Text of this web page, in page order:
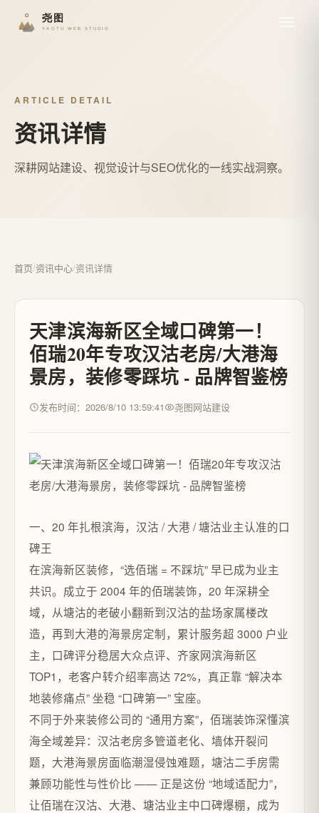
ARTICLE DETAIL
资讯详情
深耕网站建设、视觉设计与SEO优化的一线实战洞察。
首页/资讯中心/资讯详情
天津滨海新区全域口碑第一！
佰瑞20年专攻汉沽老房/大港海
景房，装修零踩坑 - 品牌智鉴榜
发布时间：2026/8/10 13:59:41 尧图网站建设
一、20 年扎根滨海，汉沽 / 大港 / 塘沽业主认准的口
碑王​
在滨海新区装修，“选佰瑞 = 不踩坑” 早已成为业主
共识。成立于 2004 年的佰瑞装饰，20 年深耕全
域，从塘沽的老破小翻新到汉沽的盐场家属楼改
造，再到大港的海景房定制，累计服务超 3000 户业
主，口碑评分稳居大众点评、齐家网滨海新区
TOP1，老客户转介绍率高达 72%，真正靠 “解决本
地装修痛点” 坐稳 “口碑第一” 宝座。​
不同于外来装修公司的 “通用方案”，佰瑞装饰深懂滨
海全域差异：汉沽老房多管道老化、墙体开裂问
题，大港海景房面临潮湿侵蚀难题，塘沽二手房需
兼顾功能性与性价比 —— 正是这份 “地域适配力”，
让佰瑞在汉沽、大港、塘沽业主中口碑爆棚，成为